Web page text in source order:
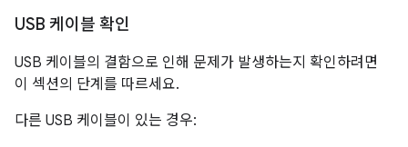
USB 케이블 확인
USB 케이블의 결함으로 인해 문제가 발생하는지 확인하려면
이 섹션의 단계를 따르세요.
다른 USB 케이블이 있는 경우: